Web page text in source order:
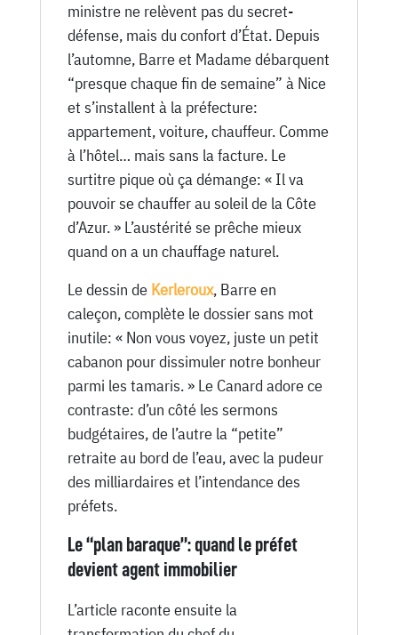
ministre ne relèvent pas du secret-
défense, mais du confort d’État. Depuis
l’automne, Barre et Madame débarquent
“presque chaque fin de semaine” à Nice
et s’installent à la préfecture:
appartement, voiture, chauffeur. Comme
à l’hôtel… mais sans la facture. Le
surtitre pique où ça démange: « Il va
pouvoir se chauffer au soleil de la Côte
d’Azur. » L’austérité se prêche mieux
quand on a un chauffage naturel.
Le dessin de Kerleroux, Barre en
caleçon, complète le dossier sans mot
inutile: « Non vous voyez, juste un petit
cabanon pour dissimuler notre bonheur
parmi les tamaris. » Le Canard adore ce
contraste: d’un côté les sermons
budgétaires, de l’autre la “petite”
retraite au bord de l’eau, avec la pudeur
des milliardaires et l’intendance des
préfets.
Le “plan baraque”: quand le préfet
devient agent immobilier
L’article raconte ensuite la